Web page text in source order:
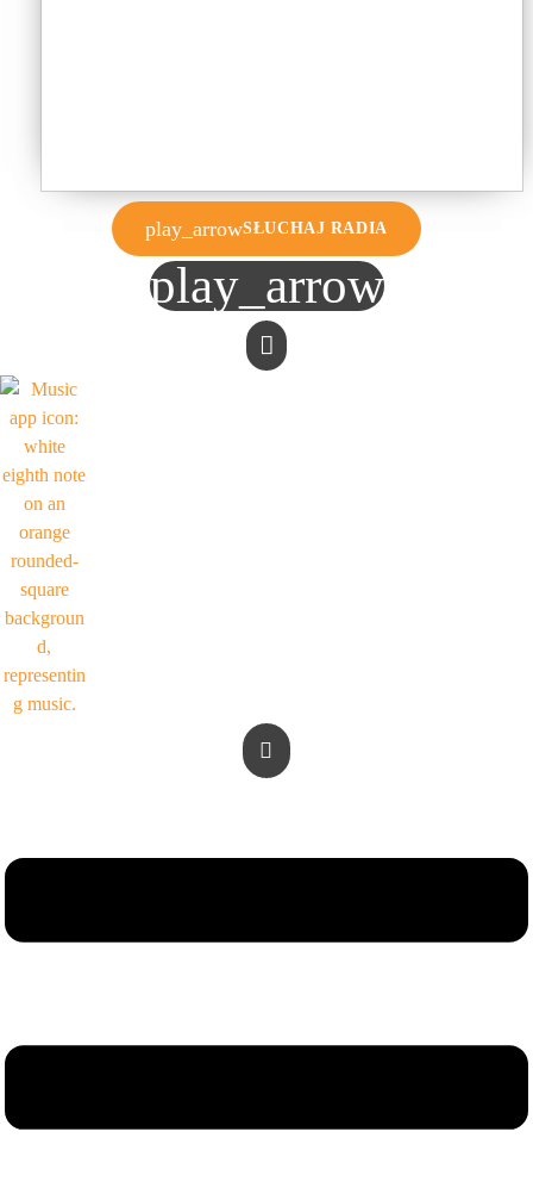
play_arrowSŁUCHAJ RADIA
play_arrow